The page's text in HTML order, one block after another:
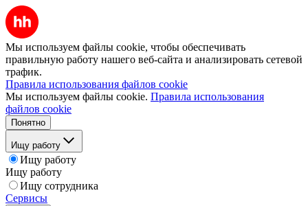
Мы используем файлы cookie, чтобы обеспечивать
правильную работу нашего веб-сайта и анализировать сетевой
трафик.
Правила использования файлов cookie
Мы используем файлы cookie. Правила использования
файлов cookie
Понятно
Ищу работу
Ищу работу
Ищу работу
Ищу сотрудника
Сервисы